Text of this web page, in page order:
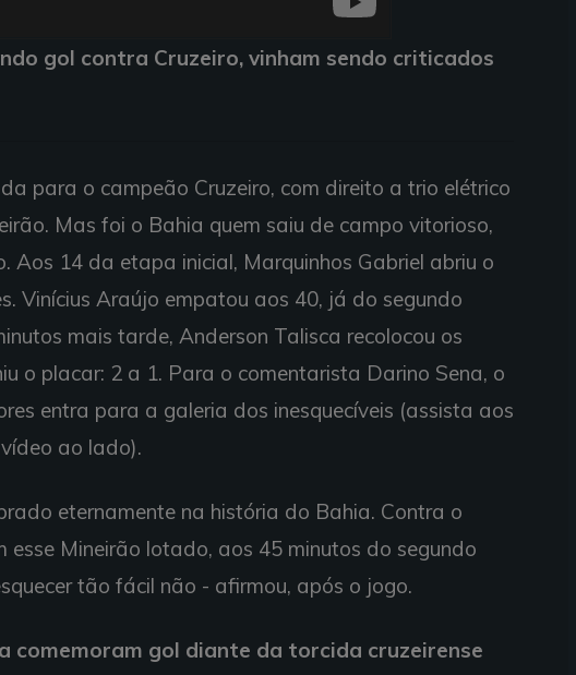
gol contra Cruzeiro, vinham sendo criticados
para o campeão Cruzeiro, com direito a trio elétrico
Mas foi o Bahia quem saiu de campo vitorioso,
Aos 14 da etapa inicial, Marquinhos Gabriel abriu o
Vinícius Araújo empatou aos 40, já do segundo
mais tarde, Anderson Talisca recolocou os
o placar: 2 a 1. Para o comentarista Darino Sena, o
entra para a galeria dos inesquecíveis (assista aos
ao lado).
eternamente na história do Bahia. Contra o
esse Mineirão lotado, aos 45 minutos do segundo
tão fácil não - afirmou, após o jogo.
comemoram gol diante da torcida cruzeirense